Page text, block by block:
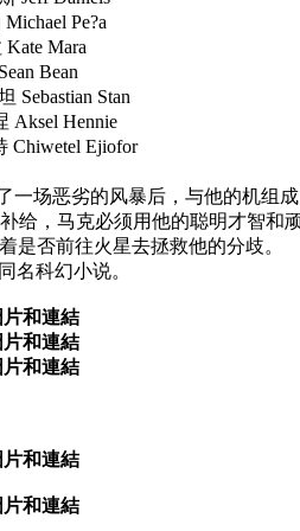
Pe?a
Mara
Bean
Stan
Hennie
Ejiofor
场恶劣的风暴后，与他的机组
，马克必须用他的聪明才智和
是否前往火星去拯救他的分歧。
科幻小说。
和連結
和連結
和連結
和連結
和連結